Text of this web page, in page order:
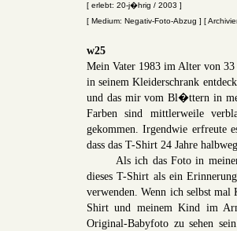
[ erlebt: 20-j�hrig / 2003 ]
[ Medium: Negativ-Foto-Abzug ] [
w25
Mein Vater 1983 im Alter von
in seinem Kleiderschrank
und das mir vom Bl�ttern in
Farben sind mittlerweile
gekommen. Irgendwie erfreute
dass das T-Shirt 24 Jahre
Als ich das Foto in meinem
dieses T-Shirt als ein
verwenden. Wenn ich selbst
Shirt und meinem Kind im
Original-Babyfoto zu sehen